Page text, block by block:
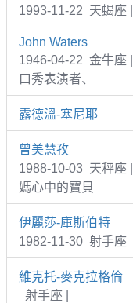
1993-11-22 天蝎座
John Waters
1946-04-22 金牛座
口秀表演者、
露德溫-塞尼耶
曾美慧孜
1988-10-03 天秤座
媽心中的寶貝
伊麗莎-庫斯伯特
1982-11-30 射手座
維克托-麥克拉格倫
射手座 |